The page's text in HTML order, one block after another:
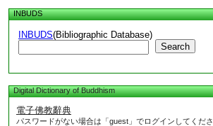
INBUDS
INBUDS(Bibliographic Database)
Search
Digital Dictionary of Buddhism
電子佛教辭典
パスワードがない場合は「guest」でログインしてくださ